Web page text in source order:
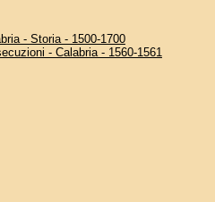
- Storia - 1500-1700
- Calabria - 1560-1561